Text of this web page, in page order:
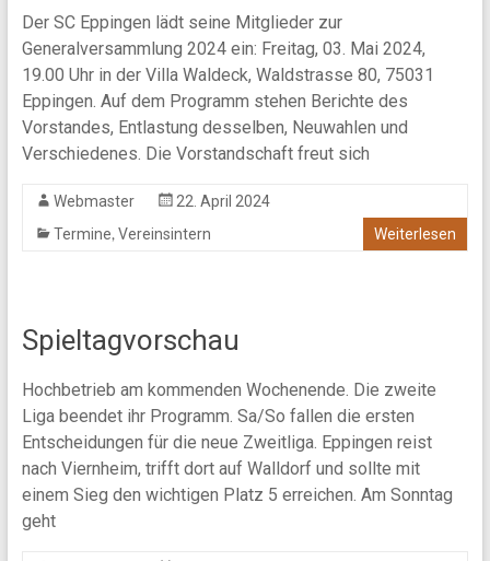
Der SC Eppingen lädt seine Mitglieder zur
Generalversammlung 2024 ein: Freitag, 03. Mai 2024,
19.00 Uhr in der Villa Waldeck, Waldstrasse 80, 75031
Eppingen. Auf dem Programm stehen Berichte des
Vorstandes, Entlastung desselben, Neuwahlen und
Verschiedenes. Die Vorstandschaft freut sich
Webmaster
22. April 2024
Termine, Vereinsintern Weiterlesen
Spieltagvorschau
Hochbetrieb am kommenden Wochenende. Die zweite
Liga beendet ihr Programm. Sa/So fallen die ersten
Entscheidungen für die neue Zweitliga. Eppingen reist
nach Viernheim, trifft dort auf Walldorf und sollte mit
einem Sieg den wichtigen Platz 5 erreichen. Am Sonntag
geht